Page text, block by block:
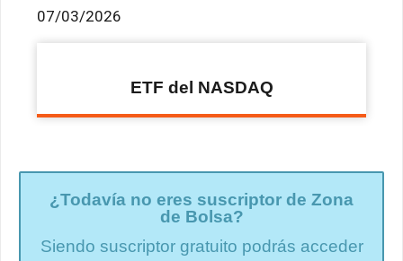
07/03/2026
ETF del NASDAQ
¿Todavía no eres suscriptor de Zona
de Bolsa?
Siendo suscriptor gratuito podrás acceder